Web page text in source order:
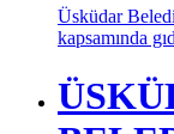
Üsküdar